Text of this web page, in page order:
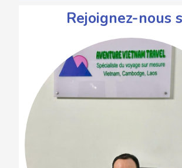
Rejoignez-nous